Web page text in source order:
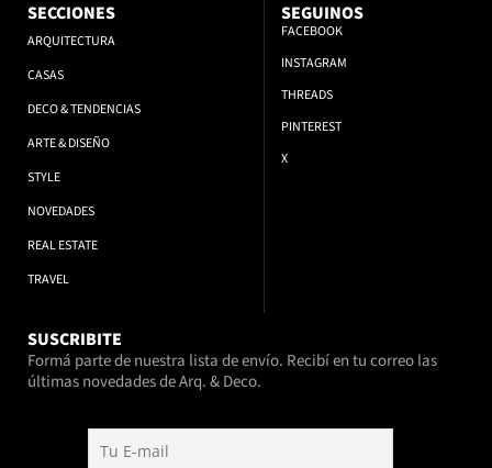
SECCIONES
ARQUITECTURA
CASAS
DECO & TENDENCIAS
ARTE & DISEÑO
STYLE
NOVEDADES
REAL ESTATE
TRAVEL
SEGUINOS
FACEBOOK
INSTAGRAM
THREADS
PINTEREST
X
SUSCRIBITE
Formá parte de nuestra lista de envío. Recibí en tu correo las
últimas novedades de Arq. & Deco.